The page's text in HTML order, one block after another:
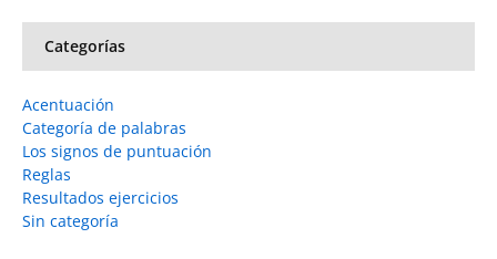
Categorías
Acentuación
Categoría de palabras
Los signos de puntuación
Reglas
Resultados ejercicios
Sin categoría